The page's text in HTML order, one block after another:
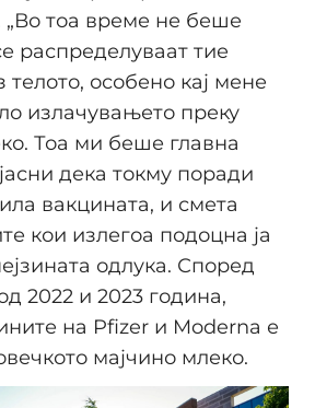
тоа време не беше
распределуваат тие
особено кај мене
излачувањето преку
Тоа ми беше главна
дека токму поради
вакцината, и смета
кои излегоа подоцна ја
одлука. Според
2022 и 2023 година,
на Pfizer и Moderna е
мајчино млеко.